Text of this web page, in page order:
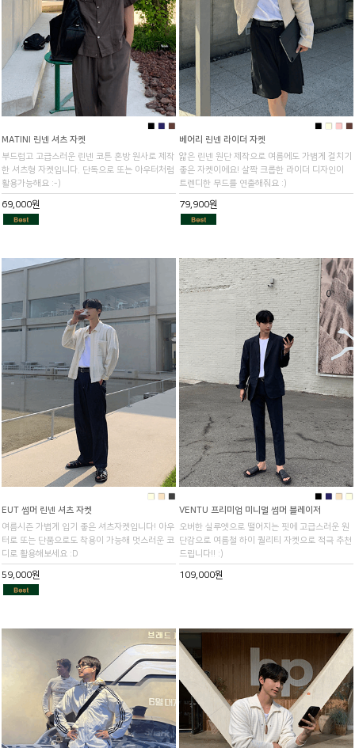
■ ■ ■
MATINI 린넨 셔츠 자켓
부드럽고 고급스러운 린넨 코튼 혼방 원사로 제작
한 셔츠형 자켓입니다. 단독으로 또는 아우터처럼
활용가능해요 :-)
69,000원
■ ■ ■ ■
베어리 린넨 라이더 자켓
얇은 린넨 원단 제작으로 여름에도 가볍게 걸치기
좋은 자켓이에요! 살짝 크롭한 라이더 디자인이
트렌디한 무드를 연출해줘요 :)
79,900원
■ ■ ■
EUT 썸머 린넨 셔츠 자켓
여름시즌 가볍게 입기 좋은 셔츠자켓입니다! 아우
터로 또는 단품으로도 착용이 가능해 멋스러운 코
디로 활용해보세요 :D
59,000원
■ ■ ■ ■
VENTU 프리미엄 미니멀 썸머 블레이저
오버한 실루엣으로 떨어지는 핏에 고급스러운 원
단감으로 여름철 하이 퀄리티 자켓으로 적극 추천
드립니다!! :)
109,000원